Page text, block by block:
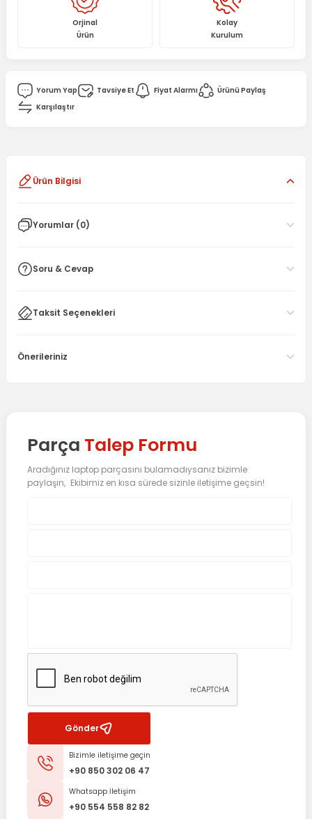
Orjinal
Ürün
Kolay
Kurulum
Yorum Yap Tavsiye Et Fiyat Alarmı
Ürünü Paylaş
Karşılaştır
Ürün Bilgisi
Yorumlar (0)
Soru & Cevap
Taksit Seçenekleri
Önerileriniz
Parça Talep Formu
Aradığınız laptop parçasını bulamadıysanız bizimle
paylaşın, Ekibimiz en kısa sürede sizinle iletişime geçsin!
Gönder
Bizimle iletişime geçin
+90 850 302 06 47
Whatsapp İletişim
+90 554 558 82 82